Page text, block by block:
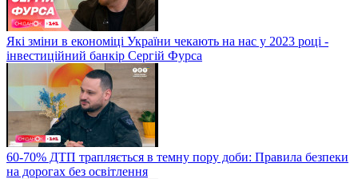
Які зміни в економіці України чекають на нас у 2023 році -
інвестиційний банкір Сергій Фурса
60-70% ДТП трапляється в темну пору доби: Правила безпеки
на дорогах без освітлення